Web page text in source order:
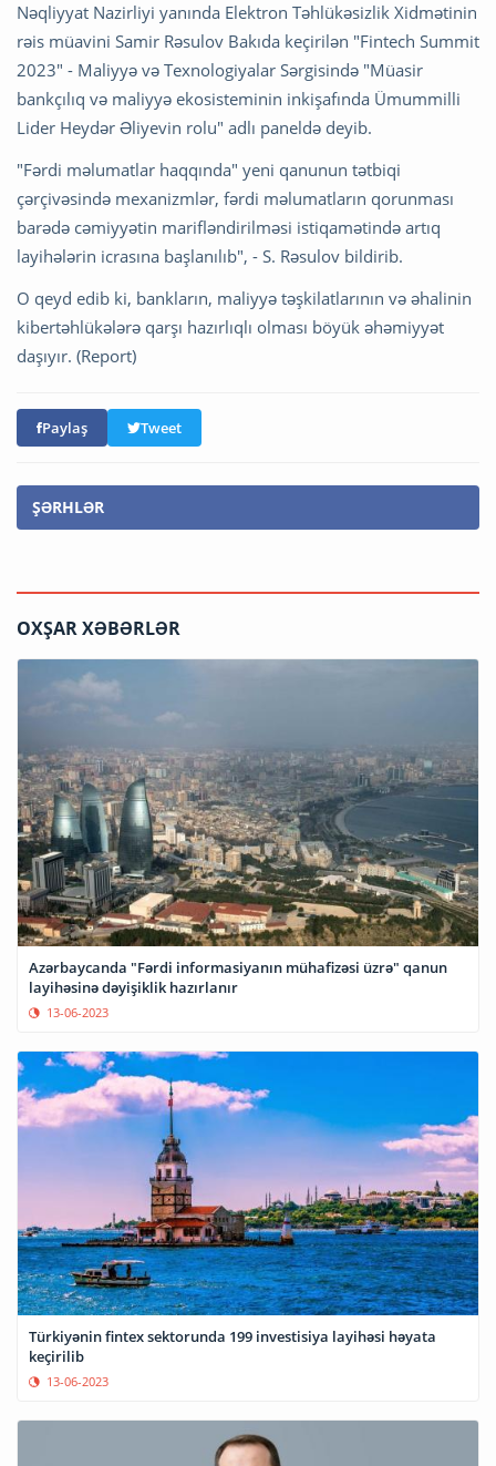
Nəqliyyat Nazirliyi yanında Elektron Təhlükəsizlik Xidmətinin
rəis müavini Samir Rəsulov Bakıda keçirilən "Fintech Summit
2023" - Maliyyə və Texnologiyalar Sərgisində "Müasir
bankçılıq və maliyyə ekosisteminin inkişafında Ümummilli
Lider Heydər Əliyevin rolu" adlı paneldə deyib.
"Fərdi məlumatlar haqqında" yeni qanunun tətbiqi
çərçivəsində mexanizmlər, fərdi məlumatların qorunması
barədə cəmiyyətin marifləndirilməsi istiqamətində artıq
layihələrin icrasına başlanılıb", - S. Rəsulov bildirib.
O qeyd edib ki, bankların, maliyyə təşkilatlarının və əhalinin
kibertəhlükələrə qarşı hazırlıqlı olması böyük əhəmiyyət
daşıyır. (Report)
Paylaş Tweet
ŞƏRHLƏR
OXŞAR XƏBƏRLƏR
Azərbaycanda "Fərdi informasiyanın mühafizəsi üzrə" qanun
layihəsinə dəyişiklik hazırlanır
13-06-2023
Türkiyənin fintex sektorunda 199 investisiya layihəsi həyata
keçirilib
13-06-2023